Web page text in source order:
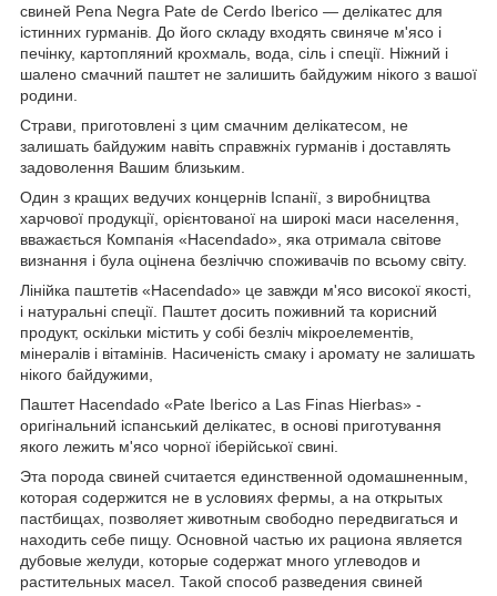
свиней Pena Negra Pate de Cerdo Iberico — делікатес для
істинних гурманів. До його складу входять свиняче м'ясо і
печінку, картопляний крохмаль, вода, сіль і спеції. Ніжний і
шалено смачний паштет не залишить байдужим нікого з вашої
родини.
Страви, приготовлені з цим смачним делікатесом, не
залишать байдужим навіть справжніх гурманів і доставлять
задоволення Вашим близьким.
Один з кращих ведучих концернів Іспанії, з виробництва
харчової продукції, орієнтованої на широкі маси населення,
вважається Компанія «Hacendado», яка отримала світове
визнання і була оцінена безліччю споживачів по всьому світу.
Лінійка паштетів «Hacendado» це завжди м'ясо високої якості,
і натуральні спеції. Паштет досить поживний та корисний
продукт, оскільки містить у собі безліч мікроелементів,
мінералів і вітамінів. Насиченість смаку і аромату не залишать
нікого байдужими,
Паштет Hacendado «Pate Iberico a Las Finas Hierbas» -
оригінальний іспанський делікатес, в основі приготування
якого лежить м'ясо чорної іберійської свині.
Эта порода свиней считается единственной одомашненным,
которая содержится не в условиях фермы, а на открытых
пастбищах, позволяет животным свободно передвигаться и
находить себе пищу. Основной частью их рациона является
дубовые желуди, которые содержат много углеводов и
растительных масел. Такой способ разведения свиней